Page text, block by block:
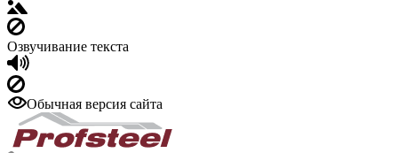
Озвучивание текста
Обычная версия сайта